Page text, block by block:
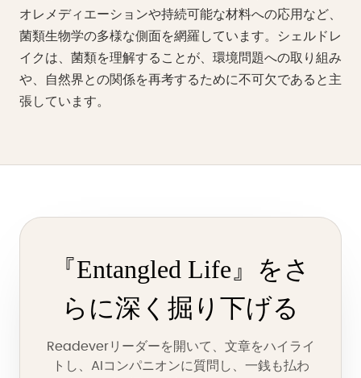
オレメディエーションや持続可能な材料への応用など、
菌類生物学の多様な側面を網羅しています。シェルドレ
イクは、菌類を理解することが、環境問題への取り組み
や、自然界との関係を再考するために不可欠であると主
張しています。
『Entangled Life』をさ
らに深く掘り下げる
Readeverリーダーを開いて、文章をハイライ
トし、AIコンパニオンに質問し、一銭も払わ